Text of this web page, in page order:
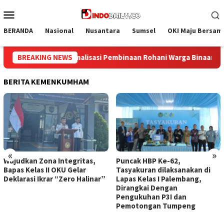
ke
Mobile
BERANDA Nasional Nusantara Sumsel OKI Maju
BREAKING NEWSBangun Kesamaan Persepsi, Lapas Narkotika
BERITA KEMENKUMHAM
« »
Zona Integritas,
II OKU Gelar
Ikrar “Zero Halinar”
Puncak HBP Ke-62,
Tasyakuran dilaksanakan di
Lapas Kelas I Palembang,
Dirangkai Dengan
Pengukuhan P3I dan
Pemotongan Tumpeng